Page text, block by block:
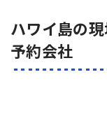
ハワイ島の
予約会社